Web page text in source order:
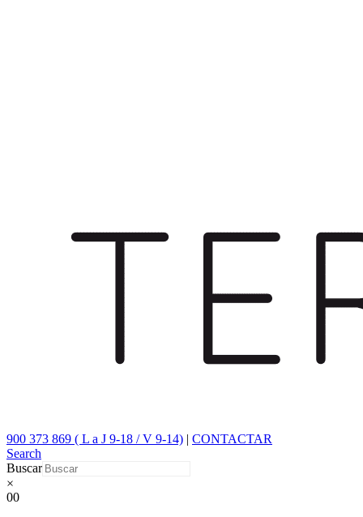
900 373 869 ( L a J 9-18 / V 9-14) | CONTACTAR
Search
Buscar
×
00